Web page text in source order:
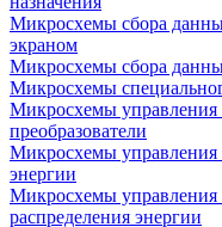
Микросхемы сбора
экраном
Микросхемы сбора
Микросхемы
Микросхемы управления
преобразователи
Микросхемы управления
энергии
Микросхемы управления
распределения энергии